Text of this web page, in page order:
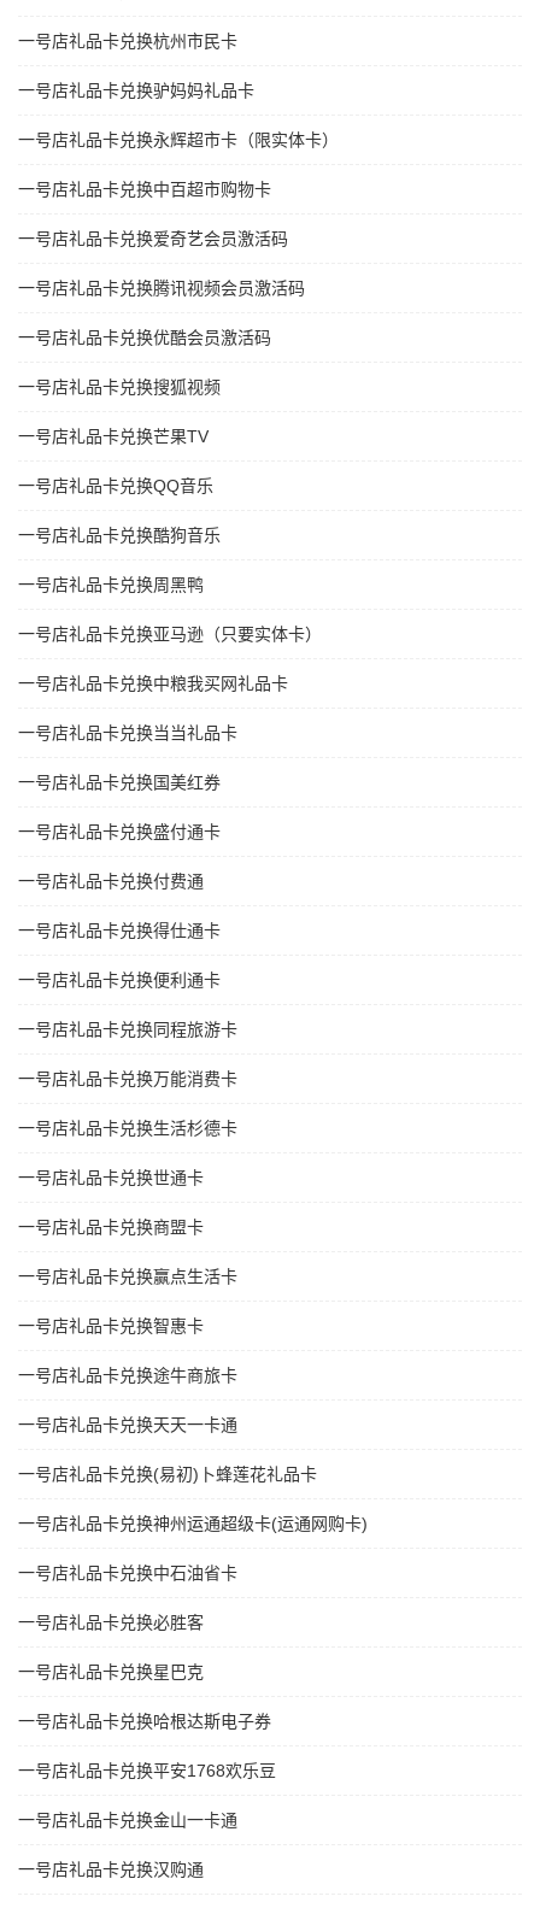
一号店礼品卡兑换杭州市民卡
一号店礼品卡兑换驴妈妈礼品卡
一号店礼品卡兑换永辉超市卡（限实体卡）
一号店礼品卡兑换中百超市购物卡
一号店礼品卡兑换爱奇艺会员激活码
一号店礼品卡兑换腾讯视频会员激活码
一号店礼品卡兑换优酷会员激活码
一号店礼品卡兑换搜狐视频
一号店礼品卡兑换芒果TV
一号店礼品卡兑换QQ音乐
一号店礼品卡兑换酷狗音乐
一号店礼品卡兑换周黑鸭
一号店礼品卡兑换亚马逊（只要实体卡）
一号店礼品卡兑换中粮我买网礼品卡
一号店礼品卡兑换当当礼品卡
一号店礼品卡兑换国美红券
一号店礼品卡兑换盛付通卡
一号店礼品卡兑换付费通
一号店礼品卡兑换得仕通卡
一号店礼品卡兑换便利通卡
一号店礼品卡兑换同程旅游卡
一号店礼品卡兑换万能消费卡
一号店礼品卡兑换生活杉德卡
一号店礼品卡兑换世通卡
一号店礼品卡兑换商盟卡
一号店礼品卡兑换赢点生活卡
一号店礼品卡兑换智惠卡
一号店礼品卡兑换途牛商旅卡
一号店礼品卡兑换天天一卡通
一号店礼品卡兑换(易初)卜蜂莲花礼品卡
一号店礼品卡兑换神州运通超级卡(运通网购卡)
一号店礼品卡兑换中石油省卡
一号店礼品卡兑换必胜客
一号店礼品卡兑换星巴克
一号店礼品卡兑换哈根达斯电子券
一号店礼品卡兑换平安1768欢乐豆
一号店礼品卡兑换金山一卡通
一号店礼品卡兑换汉购通